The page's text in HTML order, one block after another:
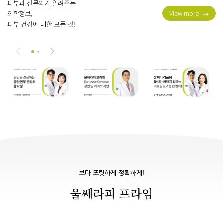
피부과 전문의가 알려주는
의학정보,
피부 건강에 대한 모든 것!
View more
보다 또렷하게 정확하게!
울쎄라피 프라임